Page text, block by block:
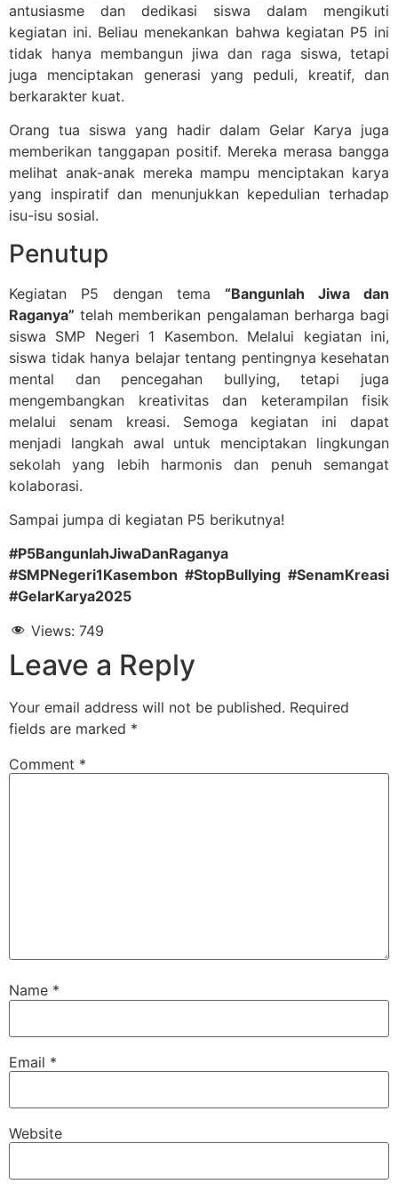
antusiasme dan dedikasi siswa dalam mengikuti
kegiatan ini. Beliau menekankan bahwa kegiatan P5 ini
tidak hanya membangun jiwa dan raga siswa, tetapi
juga menciptakan generasi yang peduli, kreatif, dan
berkarakter kuat.
Orang tua siswa yang hadir dalam Gelar Karya juga
memberikan tanggapan positif. Mereka merasa bangga
melihat anak-anak mereka mampu menciptakan karya
yang inspiratif dan menunjukkan kepedulian terhadap
isu-isu sosial.
Penutup
Kegiatan P5 dengan tema “Bangunlah Jiwa dan
Raganya” telah memberikan pengalaman berharga bagi
siswa SMP Negeri 1 Kasembon. Melalui kegiatan ini,
siswa tidak hanya belajar tentang pentingnya kesehatan
mental dan pencegahan bullying, tetapi juga
mengembangkan kreativitas dan keterampilan fisik
melalui senam kreasi. Semoga kegiatan ini dapat
menjadi langkah awal untuk menciptakan lingkungan
sekolah yang lebih harmonis dan penuh semangat
kolaborasi.
Sampai jumpa di kegiatan P5 berikutnya!
#P5BangunlahJiwaDanRaganya
#SMPNegeri1Kasembon #StopBullying #SenamKreasi
#GelarKarya2025
Views: 749
Leave a Reply
Your email address will not be published. Required
fields are marked *
Comment *
Name *
Email *
Website